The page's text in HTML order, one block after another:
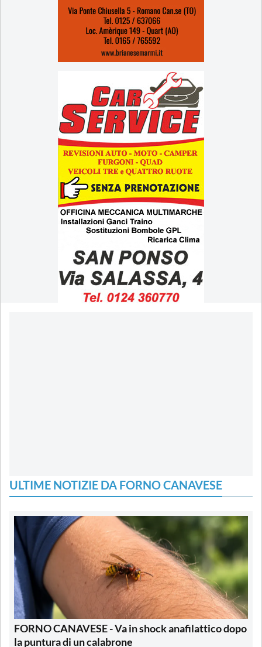
ULTIME NOTIZIE DA FORNO CANAVESE
FORNO CANAVESE - Va in shock anafilattico dopo
la puntura di un calabrone